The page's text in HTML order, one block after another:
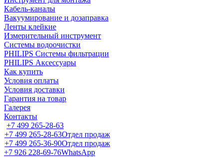
Кабель-каналы
Вакуумирование и дозаправка
Ленты клейкие
Измерительный инструмент
Системы водоочистки
PHILIPS Системы фильтрации
PHILIPS Аксессуары
Как купить
Условия оплаты
Условия доставки
Гарантия на товар
Галерея
Контакты
+7 499 265-28-63
+7 499 265-28-63Отдел продаж
+7 499 265-36-90Отдел продаж
+7 926 228-69-76WhatsApp